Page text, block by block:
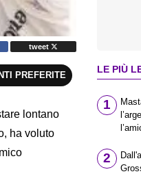
tweet
PREFERITE
lontano
ha voluto
LE PIÙ
1
2